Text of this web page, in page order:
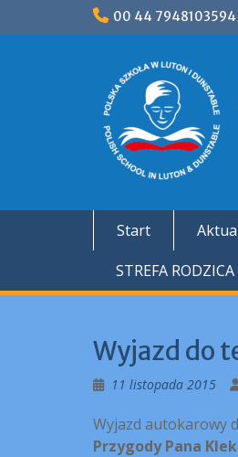
00 44 7948103594
Start
STREFA RODZICA
Wyjazd do
11 listopada 2015
Wyjazd autokarowy
Przygody Pana